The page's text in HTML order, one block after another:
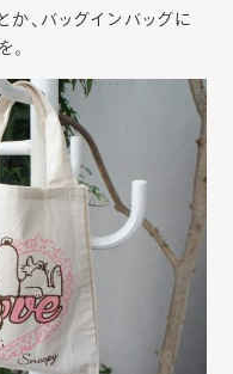
か、バッグインバッグに
。